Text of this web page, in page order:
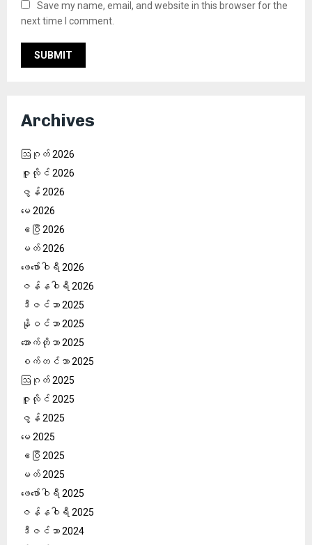
Save my name, email, and website in this browser for the
next time I comment.
Archives
ဩဂုတ် 2026
ဇူလိုင် 2026
ဇွန် 2026
မေ 2026
ဧပြီ 2026
မတ် 2026
ဖေ‌ဖော်ဝါရီ 2026
ဇန်နဝါရီ 2026
ဒီဇင်ဘာ 2025
နိုဝင်ဘာ 2025
အောက်တိုဘာ 2025
စက်တင်ဘာ 2025
ဩဂုတ် 2025
ဇူလိုင် 2025
ဇွန် 2025
မေ 2025
ဧပြီ 2025
မတ် 2025
ဖေ‌ဖော်ဝါရီ 2025
ဇန်နဝါရီ 2025
ဒီဇင်ဘာ 2024